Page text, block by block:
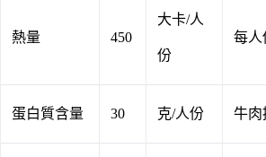
熱量 450
大卡/人
份
每人
蛋白質含量 30 克/人份 牛肉